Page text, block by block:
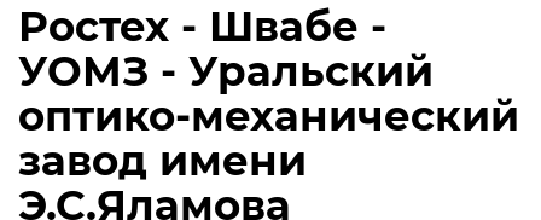
Ростех - Швабе -
УОМЗ - Уральский
оптико-механический
завод имени
Э.С.Яламова